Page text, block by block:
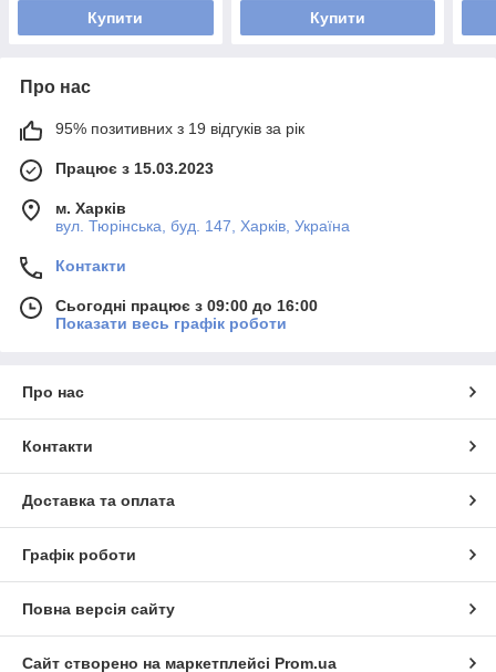
Купити Купити
Про нас
95% позитивних з 19 відгуків за рік
Працює з 15.03.2023
м. Харків
вул. Тюрінська, буд. 147, Харків, Україна
Контакти
Сьогодні працює з 09:00 до 16:00
Показати весь графік роботи
Про нас
Контакти
Доставка та оплата
Графік роботи
Повна версія сайту
Сайт створено на маркетплейсі Prom.ua